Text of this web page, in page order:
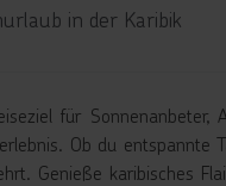
in der Karibik
für
Ob du
Genieße karibisches